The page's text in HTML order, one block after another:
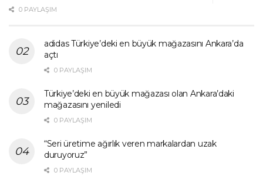
0 PAYLAŞIM
adidas Türkiye’deki en büyük mağazasını Ankara’da
açtı
0 PAYLAŞIM
Türkiye’deki en büyük mağazası olan Ankara’daki
mağazasını yeniledi
0 PAYLAŞIM
“Seri üretime ağırlık veren markalardan uzak
duruyoruz”
0 PAYLAŞIM